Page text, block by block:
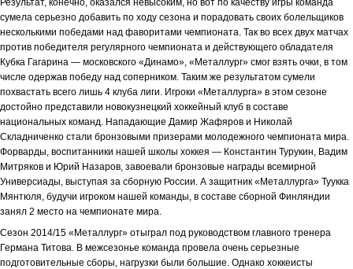
Результат, конечно, оказался невысоким, но вот по качеству игры команда
сумела серьезно добавить по ходу сезона и порадовать своих болельщиков
несколькими победами над фаворитами чемпионата. Так во всех двух матчах
против победителя регулярного чемпионата и действующего обладателя
Кубка Гагарина — московского «Динамо», «Металлург» смог взять очки, в том
числе одержав победу над соперником. Таким же результатом сумели
похвастать всего лишь 4 клуба лиги. Игроки «Металлурга» в этом сезоне
достойно представили новокузнецкий хоккейный клуб в составе
национальных команд. Нападающие Дамир Жафяров и Николай
Складниченко стали бронзовыми призерами молодежного чемпионата мира.
Форварды, воспитанники нашей школы хоккея — Константин Турукин, Вадим
Митряков и Юрий Назаров, завоевали бронзовые награды всемирной
Универсиады, выступая за сборную России. А защитник «Металлурга» Туукка
Мянтюля, будучи игроком нашей команды, в составе сборной Финляндии
занял 2 место на чемпионате мира.
Сезон 2014/15 «Металлург» отыграл под руководством главного тренера
Германа Титова. В межсезонье команда провела очень серьезные
подготовительные сборы, нагрузки были большие. Однако хоккеисты